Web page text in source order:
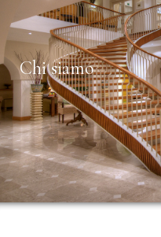
Chi siamo